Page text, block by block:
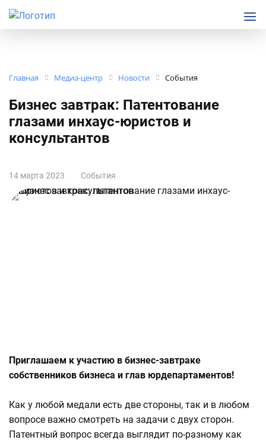
Главная Медиа-центр Новости События
Бизнес завтрак: Патентование
глазами инхаус-юристов и
консультантов
14 марта 2023 События
Приглашаем к участию в бизнес-завтраке
собственников бизнеса и глав юрдепартаментов!
Как у любой медали есть две стороны, так и в любом
вопросе важно смотреть на задачи с двух сторон.
Патентный вопрос всегда выглядит по-разному как